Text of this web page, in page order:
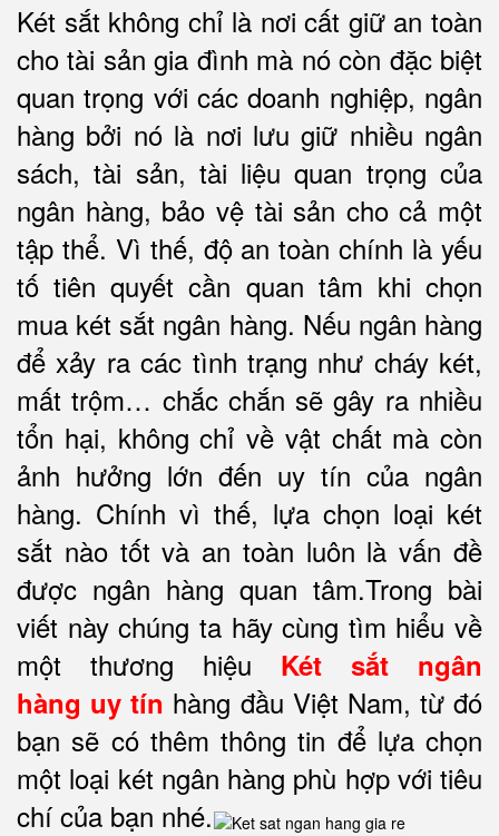
Két sắt không chỉ là nơi cất giữ an toàn
cho tài sản gia đình mà nó còn đặc biệt
quan trọng với các doanh nghiệp, ngân
hàng bởi nó là nơi lưu giữ nhiều ngân
sách, tài sản, tài liệu quan trọng của
ngân hàng, bảo vệ tài sản cho cả một
tập thể. Vì thế, độ an toàn chính là yếu
tố tiên quyết cần quan tâm khi chọn
mua két sắt ngân hàng. Nếu ngân hàng
để xảy ra các tình trạng như cháy két,
mất trộm… chắc chắn sẽ gây ra nhiều
tổn hại, không chỉ về vật chất mà còn
ảnh hưởng lớn đến uy tín của ngân
hàng. Chính vì thế, lựa chọn loại két
sắt nào tốt và an toàn luôn là vấn đề
được ngân hàng quan tâm.Trong bài
viết này chúng ta hãy cùng tìm hiểu về
một thương hiệu Két sắt ngân
hàng uy tín hàng đầu Việt Nam, từ đó
bạn sẽ có thêm thông tin để lựa chọn
một loại két ngân hàng phù hợp với tiêu
chí của bạn nhé.